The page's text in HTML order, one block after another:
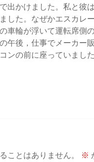
出かけました。私と彼
した。なぜかエスカレ
車輪が浮いて運転席側
午後，仕事でメーカー
ンの前に座っていました
ことはありません。 ※